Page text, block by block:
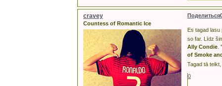
Поделиться
cravey
Countess of Romantic Ice
Es tagad lasu
so far. Līdz
Ally Condie .
of Smoke
Tagad tā
0